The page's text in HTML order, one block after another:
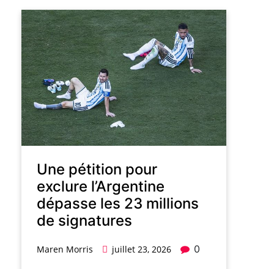
Une pétition pour
exclure l’Argentine
dépasse les 23 millions
de signatures
Maren Morris juillet 23, 2026 0